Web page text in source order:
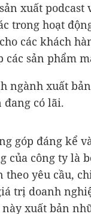
xuất
trong hoạt
các khách
các sản phẩm
ngành xuất
đang có lãi.
góp đáng kể
của công ty là
theo yêu cầu,
trị doanh
xuất bản